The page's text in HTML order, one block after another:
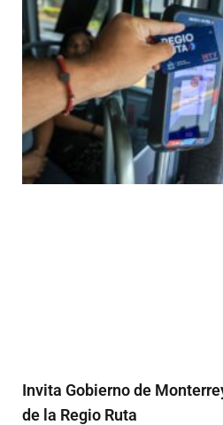
Invita Gobierno de
de la Regio Ruta